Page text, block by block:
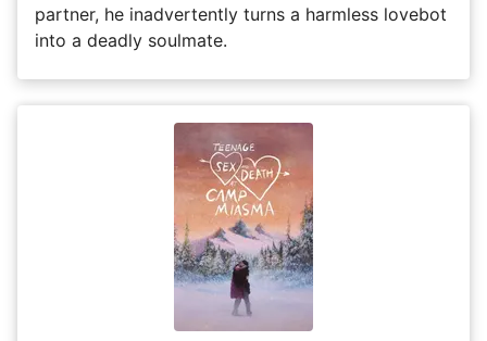
partner, he inadvertently turns a harmless lovebot
into a deadly soulmate.